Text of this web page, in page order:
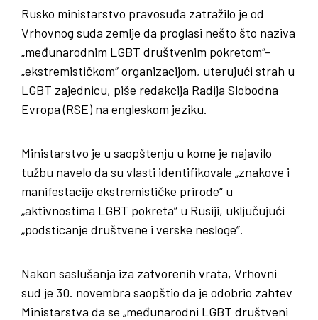
Rusko ministarstvo pravosuđa zatražilo je od
Vrhovnog suda zemlje da proglasi nešto što naziva
„međunarodnim LGBT društvenim pokretom“-
„ekstremističkom“ organizacijom, uterujući strah u
LGBT zajednicu, piše redakcija Radija Slobodna
Evropa (RSE) na engleskom jeziku.
Ministarstvo je u saopštenju u kome je najavilo
tužbu navelo da su vlasti identifikovale „znakove i
manifestacije ekstremističke prirode“ u
„aktivnostima LGBT pokreta“ u Rusiji, uključujući
„podsticanje društvene i verske nesloge“.
Nakon saslušanja iza zatvorenih vrata, Vrhovni
sud je 30. novembra saopštio da je odobrio zahtev
Ministarstva da se „međunarodni LGBT društveni